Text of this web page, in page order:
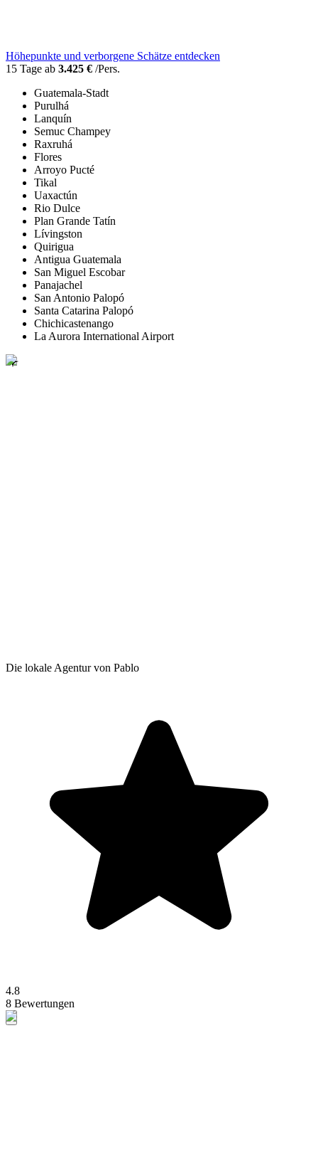
Höhepunkte und verborgene Schätze entdecken
15 Tage ab 3.425 € /Pers.
Guatemala-Stadt
Purulhá
Lanquín
Semuc Champey
Raxruhá
Flores
Arroyo Pucté
Tikal
Uaxactún
Rio Dulce
Plan Grande Tatín
Lívingston
Quirigua
Antigua Guatemala
San Miguel Escobar
Panajachel
San Antonio Palopó
Santa Catarina Palopó
Chichicastenango
La Aurora International Airport
Die lokale Agentur von Pablo
4.8
8 Bewertungen